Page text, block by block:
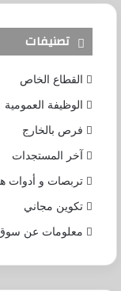
تصنيفات
القطاع الخاص
الوظيفة العمومية
فرص بالخارج
آخر المستجدات
تربصات و أدوات
تكوين مجاني
معلومات عن